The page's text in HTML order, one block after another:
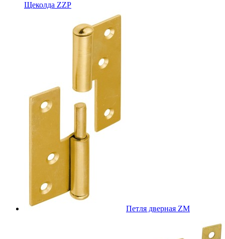
Щеколда ZZP
Петля дверная ZM